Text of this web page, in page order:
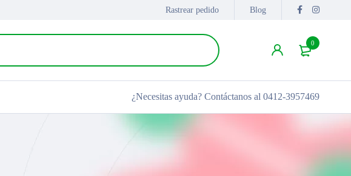
Rastrear pedido Blog
0
¿Necesitas ayuda? Contáctanos al 0412-3957469